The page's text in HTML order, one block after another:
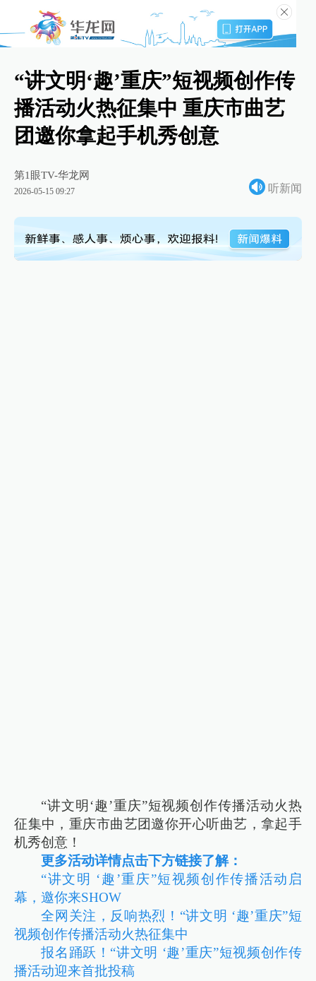
“讲文明‘趣’重庆”短视频创作传
播活动火热征集中 重庆市曲艺
团邀你拿起手机秀创意
第1眼TV-华龙网
2026-05-15 09:27 听新闻
“讲文明‘趣’重庆”短视频创作传播活动火热
征集中，重庆市曲艺团邀你开心听曲艺，拿起手
机秀创意！
更多活动详情点击下方链接了解：
“讲文明 ‘趣’重庆”短视频创作传播活动启
幕，邀你来SHOW
全网关注，反响热烈！“讲文明 ‘趣’重庆”短
视频创作传播活动火热征集中
报名踊跃！“讲文明 ‘趣’重庆”短视频创作传
播活动迎来首批投稿